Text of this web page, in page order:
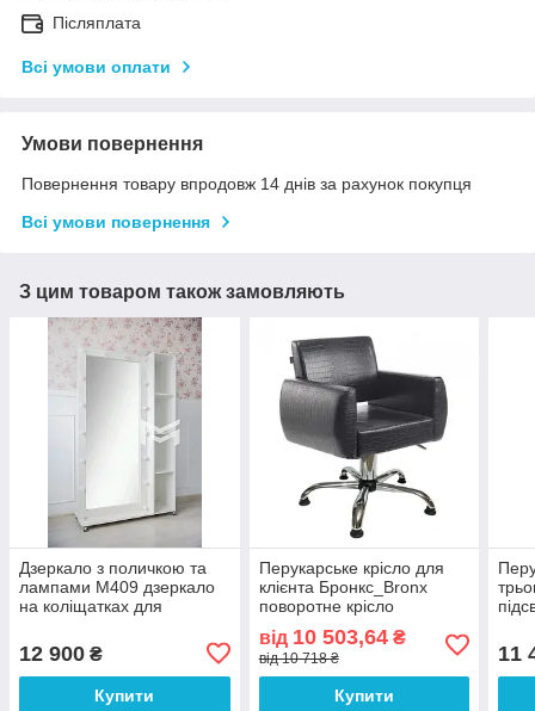
Післяплата
Всі умови оплати
Умови повернення
Повернення товару впродовж 14 днів за рахунок покупця
Всі умови повернення
З цим товаром також замовляють
Дзеркало з поличкою та
лампами М409 дзеркало
на коліщатках для
12 900 ₴
Купити
Перукарське крісло для
клієнта Бронкс_Bronx
поворотне крісло
висоти в салон краси
від 10 503,64₴
від 10 718 ₴
Купити
11